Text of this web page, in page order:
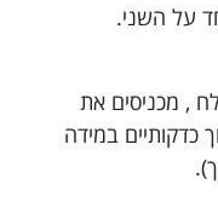
על השני.
, מכניסים את
כדקותיים במידה